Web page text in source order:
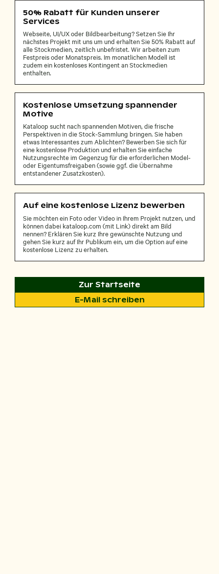
50% Rabatt für Kunden unserer
Services
Webseite, UI/UX oder Bildbearbeitung? Setzen Sie Ihr
nächstes Projekt mit uns um und erhalten Sie 50% Rabatt auf
alle Stockmedien, zeitlich unbefristet. Wir arbeiten zum
Festpreis oder Monatspreis. Im monatlichen Modell ist
zudem ein kostenloses Kontingent an Stockmedien
enthalten.
Kostenlose Umsetzung spannender
Motive
Kataloop sucht nach spannenden Motiven, die frische
Perspektiven in die Stock-Sammlung bringen. Sie haben
etwas Interessantes zum Ablichten? Bewerben Sie sich für
eine kostenlose Produktion und erhalten Sie einfache
Nutzungsrechte im Gegenzug für die erforderlichen Model-
oder Eigentumsfreigaben (sowie ggf. die Übernahme
entstandener Zusatzkosten).
Auf eine kostenlose Lizenz bewerben
Sie möchten ein Foto oder Video in Ihrem Projekt nutzen, und
können dabei kataloop.com (mit Link) direkt am Bild
nennen? Erklären Sie kurz Ihre gewünschte Nutzung und
gehen Sie kurz auf Ihr Publikum ein, um die Option auf eine
kostenlose Lizenz zu erhalten.
Zur Startseite
E-Mail schreiben